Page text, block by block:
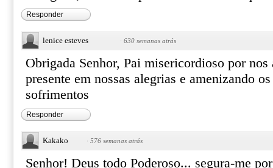
Responder
lenice esteves · 630 semanas atrás
Obrigada Senhor, Pai misericordioso por nos
presente em nossas alegrias e amenizando
sofrimentos
Responder
Kakako · 576 semanas atrás
Senhor! Deus todo Poderoso... segura-me